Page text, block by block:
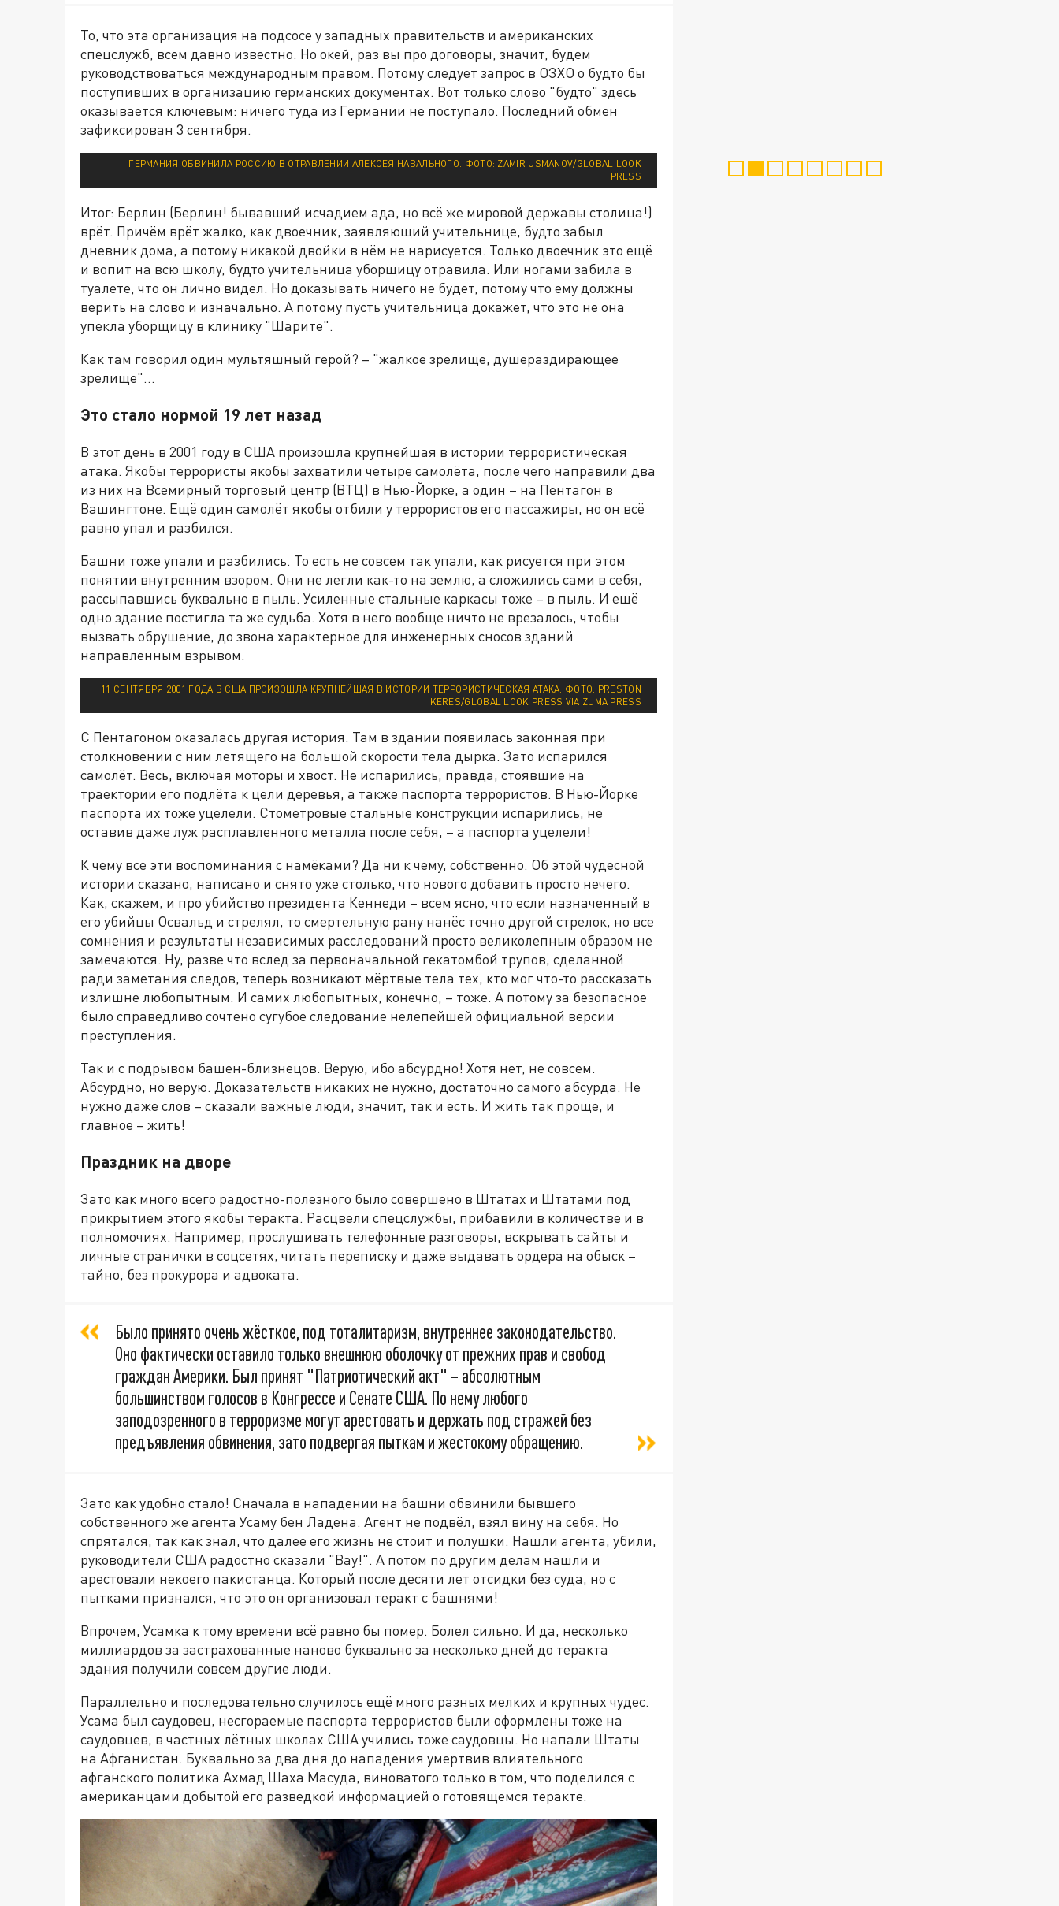
То, что эта организация на подсосе у западных правительств и американских
спецслужб, всем давно известно. Но окей, раз вы про договоры, значит, будем
руководствоваться международным правом. Потому следует запрос в ОЗХО о будто бы
поступивших в организацию германских документах. Вот только слово "будто" здесь
оказывается ключевым: ничего туда из Германии не поступало. Последний обмен
зафиксирован 3 сентября.
ГЕРМАНИЯ ОБВИНИЛА РОССИЮ В ОТРАВЛЕНИИ АЛЕКСЕЯ НАВАЛЬНОГО. ФОТО: ZAMIR USMANOV/GLOBAL LOOK
PRESS
Итог: Берлин (Берлин! бывавший исчадием ада, но всё же мировой державы столица!)
врёт. Причём врёт жалко, как двоечник, заявляющий учительнице, будто забыл
дневник дома, а потому никакой двойки в нём не нарисуется. Только двоечник это ещё
и вопит на всю школу, будто учительница уборщицу отравила. Или ногами забила в
туалете, что он лично видел. Но доказывать ничего не будет, потому что ему должны
верить на слово и изначально. А потому пусть учительница докажет, что это не она
упекла уборщицу в клинику "Шарите".
Как там говорил один мультяшный герой? – "жалкое зрелище, душераздирающее
зрелище"...
Это стало нормой 19 лет назад
В этот день в 2001 году в США произошла крупнейшая в истории террористическая
атака. Якобы террористы якобы захватили четыре самолёта, после чего направили два
из них на Всемирный торговый центр (ВТЦ) в Нью-Йорке, а один – на Пентагон в
Вашингтоне. Ещё один самолёт якобы отбили у террористов его пассажиры, но он всё
равно упал и разбился.
Башни тоже упали и разбились. То есть не совсем так упали, как рисуется при этом
понятии внутренним взором. Они не легли как-то на землю, а сложились сами в себя,
рассыпавшись буквально в пыль. Усиленные стальные каркасы тоже – в пыль. И ещё
одно здание постигла та же судьба. Хотя в него вообще ничто не врезалось, чтобы
вызвать обрушение, до звона характерное для инженерных сносов зданий
направленным взрывом.
11 СЕНТЯБРЯ 2001 ГОДА В США ПРОИЗОШЛА КРУПНЕЙШАЯ В ИСТОРИИ ТЕРРОРИСТИЧЕСКАЯ АТАКА. ФОТО: PRESTON
KERES/GLOBAL LOOK PRESS VIA ZUMA PRESS
С Пентагоном оказалась другая история. Там в здании появилась законная при
столкновении с ним летящего на большой скорости тела дырка. Зато испарился
самолёт. Весь, включая моторы и хвост. Не испарились, правда, стоявшие на
траектории его подлёта к цели деревья, а также паспорта террористов. В Нью-Йорке
паспорта их тоже уцелели. Стометровые стальные конструкции испарились, не
оставив даже луж расплавленного металла после себя, – а паспорта уцелели!
К чему все эти воспоминания с намёками? Да ни к чему, собственно. Об этой чудесной
истории сказано, написано и снято уже столько, что нового добавить просто нечего.
Как, скажем, и про убийство президента Кеннеди – всем ясно, что если назначенный в
его убийцы Освальд и стрелял, то смертельную рану нанёс точно другой стрелок, но все
сомнения и результаты независимых расследований просто великолепным образом не
замечаются. Ну, разве что вслед за первоначальной гекатомбой трупов, сделанной
ради заметания следов, теперь возникают мёртвые тела тех, кто мог что-то рассказать
излишне любопытным. И самих любопытных, конечно, – тоже. А потому за безопасное
было справедливо сочтено сугубое следование нелепейшей официальной версии
преступления.
Так и с подрывом башен-близнецов. Верую, ибо абсурдно! Хотя нет, не совсем.
Абсурдно, но верую. Доказательств никаких не нужно, достаточно самого абсурда. Не
нужно даже слов – сказали важные люди, значит, так и есть. И жить так проще, и
главное – жить!
Праздник на дворе
Зато как много всего радостно-полезного было совершено в Штатах и Штатами под
прикрытием этого якобы теракта. Расцвели спецслужбы, прибавили в количестве и в
полномочиях. Например, прослушивать телефонные разговоры, вскрывать сайты и
личные странички в соцсетях, читать переписку и даже выдавать ордера на обыск –
тайно, без прокурора и адвоката.
Было принято очень жёсткое, под тоталитаризм, внутреннее законодательство.
Оно фактически оставило только внешнюю оболочку от прежних прав и свобод
граждан Америки. Был принят "Патриотический акт" – абсолютным
большинством голосов в Конгрессе и Сенате США. По нему любого
заподозренного в терроризме могут арестовать и держать под стражей без
предъявления обвинения, зато подвергая пыткам и жестокому обращению.
Зато как удобно стало! Сначала в нападении на башни обвинили бывшего
собственного же агента Усаму бен Ладена. Агент не подвёл, взял вину на себя. Но
спрятался, так как знал, что далее его жизнь не стоит и полушки. Нашли агента, убили,
руководители США радостно сказали "Вау!". А потом по другим делам нашли и
арестовали некоего пакистанца. Который после десяти лет отсидки без суда, но с
пытками признался, что это он организовал теракт с башнями!
Впрочем, Усамка к тому времени всё равно бы помер. Болел сильно. И да, несколько
миллиардов за застрахованные наново буквально за несколько дней до теракта
здания получили совсем другие люди.
Параллельно и последовательно случилось ещё много разных мелких и крупных чудес.
Усама был саудовец, несгораемые паспорта террористов были оформлены тоже на
саудовцев, в частных лётных школах США учились тоже саудовцы. Но напали Штаты
на Афганистан. Буквально за два дня до нападения умертвив влиятельного
афганского политика Ахмад Шаха Масуда, виноватого только в том, что поделился с
американцами добытой его разведкой информацией о готовящемся теракте.